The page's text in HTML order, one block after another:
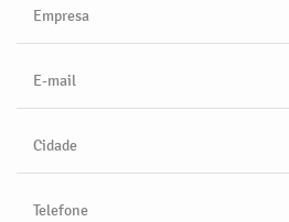
Empresa
E-mail
Cidade
Telefone